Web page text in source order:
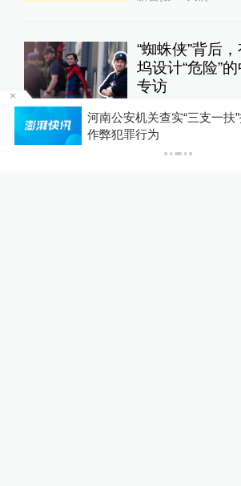
“蜘蛛侠”背后
坞设计“危险”
专访
极客电影 3天前
河南公安机关查实“三支一扶
作弊犯罪行为